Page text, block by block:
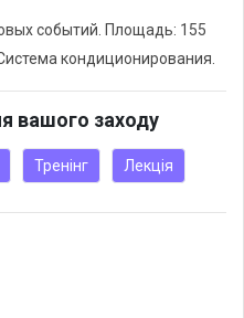
событий. Площадь: 155
кондиционирования.
вашого заходу
Тренінг Лекція